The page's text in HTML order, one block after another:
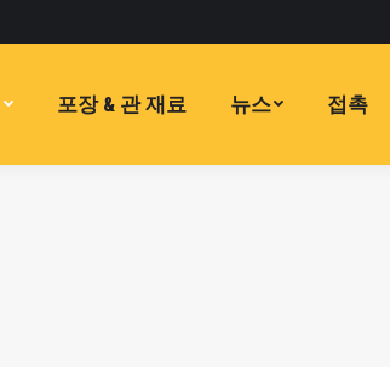
포장 & 관 재료 뉴스 접촉